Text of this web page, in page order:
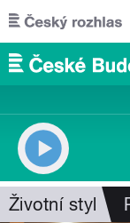
Přejít k hlavnímu
Životní styl